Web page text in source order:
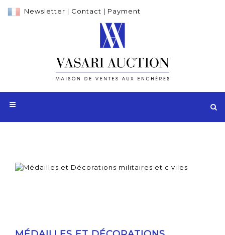
Newsletter | Contact | Payment